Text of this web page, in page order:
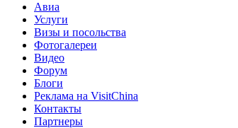
Авиа
Услуги
Визы и посольства
Фотогалереи
Видео
Форум
Блоги
Реклама на VisitChina
Контакты
Партнеры